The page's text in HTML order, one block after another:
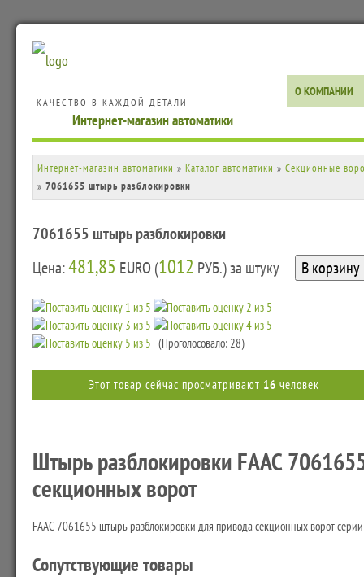
Интернет-магазин автоматики
КАЧЕСТВО В КАЖДОЙ ДЕТАЛИ
О КОМПАНИИ
Интернет-магазин автоматики » Каталог автоматики » Секционные
» 7061655 штырь разблокировки
7061655 штырь разблокировки
Цена:481,85 EURO (1012 РУБ.) за штуку
(Проголосовало: 28)
Этот товар сейчас просматривают 16 человек
Штырь разблокировки FAAC
секционных ворот
FAAC 7061655 штырь разблокировки для привода секционных ворот
Сопутствующие товары